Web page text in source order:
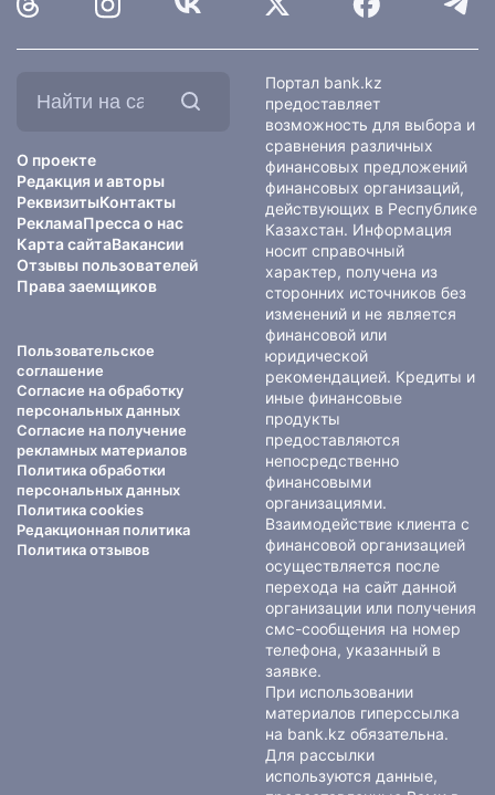
О проекте
Редакция и авторы
РеквизитыКонтакты
РекламаПресса о нас
Карта сайтаВакансии
Отзывы пользователей
Права заемщиков
Пользовательское
соглашение
Согласие на обработку
персональных данных
Согласие на получение
рекламных материалов
Политика обработки
персональных данных
Политика cookies
Редакционная политика
Политика отзывов
Портал bank.kz
предоставляет
возможность для выбора и
сравнения различных
финансовых предложений
финансовых организаций,
действующих в Республике
Казахстан. Информация
носит справочный
характер, получена из
сторонних источников без
изменений и не является
финансовой или
юридической
рекомендацией. Кредиты и
иные финансовые
продукты
предоставляются
непосредственно
финансовыми
организациями.
Взаимодействие клиента с
финансовой организацией
осуществляется после
перехода на сайт данной
организации или получения
смс-сообщения на номер
телефона, указанный в
заявке.
При использовании
материалов гиперссылка
на bank.kz обязательна.
Для рассылки
используются данные,